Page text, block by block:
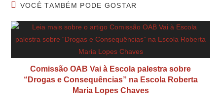
VOCÊ TAMBÉM PODE GOSTAR
Comissão OAB Vai à Escola palestra sobre
“Drogas e Consequências” na Escola Roberta
Maria Lopes Chaves